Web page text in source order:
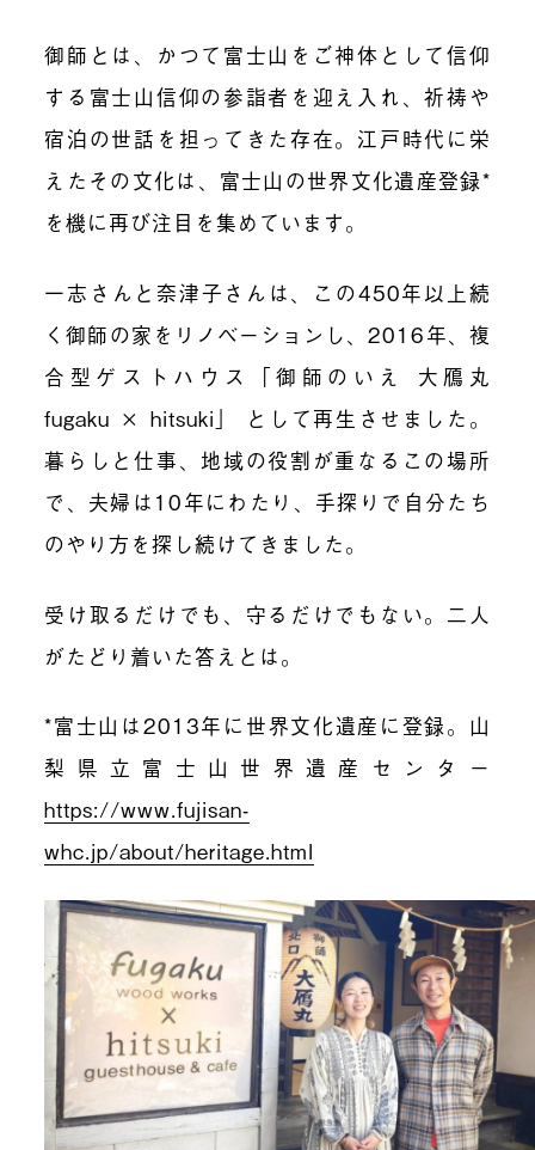
御師とは、かつて富士山をご神体として信仰
する富士山信仰の参詣者を迎え入れ、祈祷や
宿泊の世話を担ってきた存在。江戸時代に栄
えたその文化は、富士山の世界文化遺産登録*
を機に再び注目を集めています。
一志さんと奈津子さんは、この450年以上続
く御師の家をリノベーションし、2016年、複
合型ゲストハウス「御師のいえ 大鴈丸
fugaku × hitsuki」 として再生させました。
暮らしと仕事、地域の役割が重なるこの場所
で、夫婦は10年にわたり、手探りで自分たち
のやり方を探し続けてきました。
受け取るだけでも、守るだけでもない。二人
がたどり着いた答えとは。
*富士山は2013年に世界文化遺産に登録。山
梨県立富士山世界遺産センター
https://www.fujisan-
whc.jp/about/heritage.html